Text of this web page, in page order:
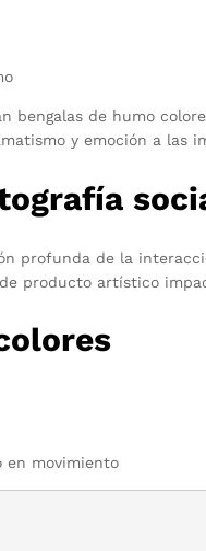
de humo
y emoción a las
profunda de la
producto artístico
en movimiento